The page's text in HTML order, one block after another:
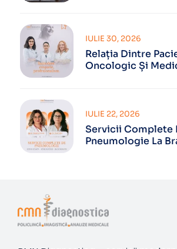
Relația Dintre
Oncologic Și
IULIE 30, 2026
Servicii Complete
Pneumologie La
IULIE 22, 2026